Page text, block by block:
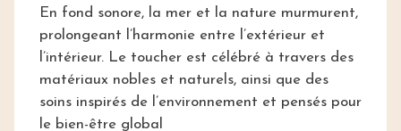
En fond sonore, la mer et la nature murmurent,
prolongeant l’harmonie entre l’extérieur et
l’intérieur. Le toucher est célébré à travers des
matériaux nobles et naturels, ainsi que des
soins inspirés de l’environnement et pensés pour
le bien-être global